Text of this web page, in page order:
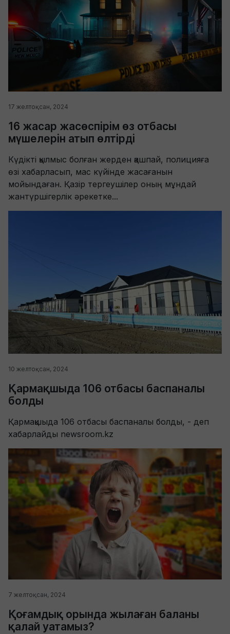
17 желтоқсан, 2024
16 жасар жасөспірім өз отбасы
мүшелерін атып өлтірді
Күдікті қылмыс болған жерден қашпай, полицияға
өзі хабарласып, мас күйінде жасағанын
мойындаған. Қазір тергеушілер оның мұндай
жантүршігерлік әрекетке...
10 желтоқсан, 2024
Қармақшыда 106 отбасы баспаналы
болды
Қармақшыда 106 отбасы баспаналы болды, - деп
хабарлайды newsroom.kz
7 желтоқсан, 2024
Қоғамдық орында жылаған баланы
қалай уатамыз?